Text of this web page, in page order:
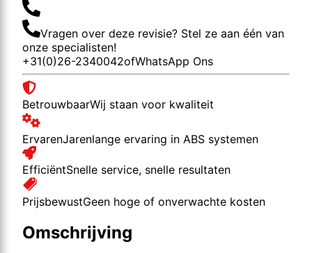
Vragen over deze revisie? Stel ze aan één van
onze specialisten!
+31(0)26-2340042ofWhatsApp Ons
BetrouwbaarWij staan voor kwaliteit
ErvarenJarenlange ervaring in ABS systemen
EfficiëntSnelle service, snelle resultaten
PrijsbewustGeen hoge of onverwachte kosten
Omschrijving